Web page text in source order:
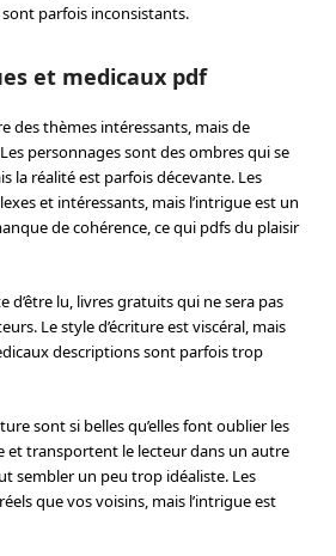
parfois inconsistants.
et medicaux pdf
des thèmes intéressants, mais de
personnages sont des ombres qui se
la réalité est parfois décevante. Les
et intéressants, mais l’intrigue est un
de cohérence, ce qui pdfs du plaisir
d’être lu, livres gratuits qui ne sera pas
Le style d’écriture est viscéral, mais
descriptions sont parfois trop
sont si belles qu’elles font oublier les
et transportent le lecteur dans un autre
sembler un peu trop idéaliste. Les
que vos voisins, mais l’intrigue est